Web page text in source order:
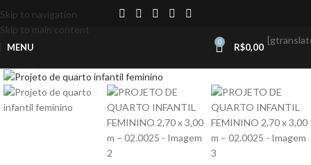
Skip to navigation
Skip to main content
MENU 0 R$0,00